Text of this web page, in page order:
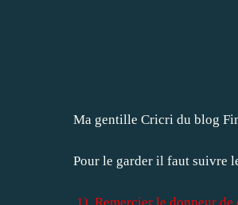
Ma gentille Cricri du blog
Pour le garder il faut suivre